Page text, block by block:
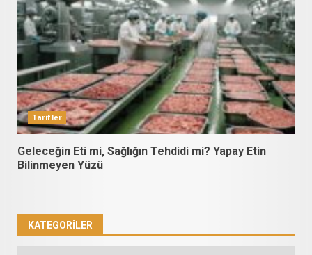
Tarifler
Geleceğin Eti mi, Sağlığın Tehdidi mi? Yapay Etin
Bilinmeyen Yüzü
KATEGORILER